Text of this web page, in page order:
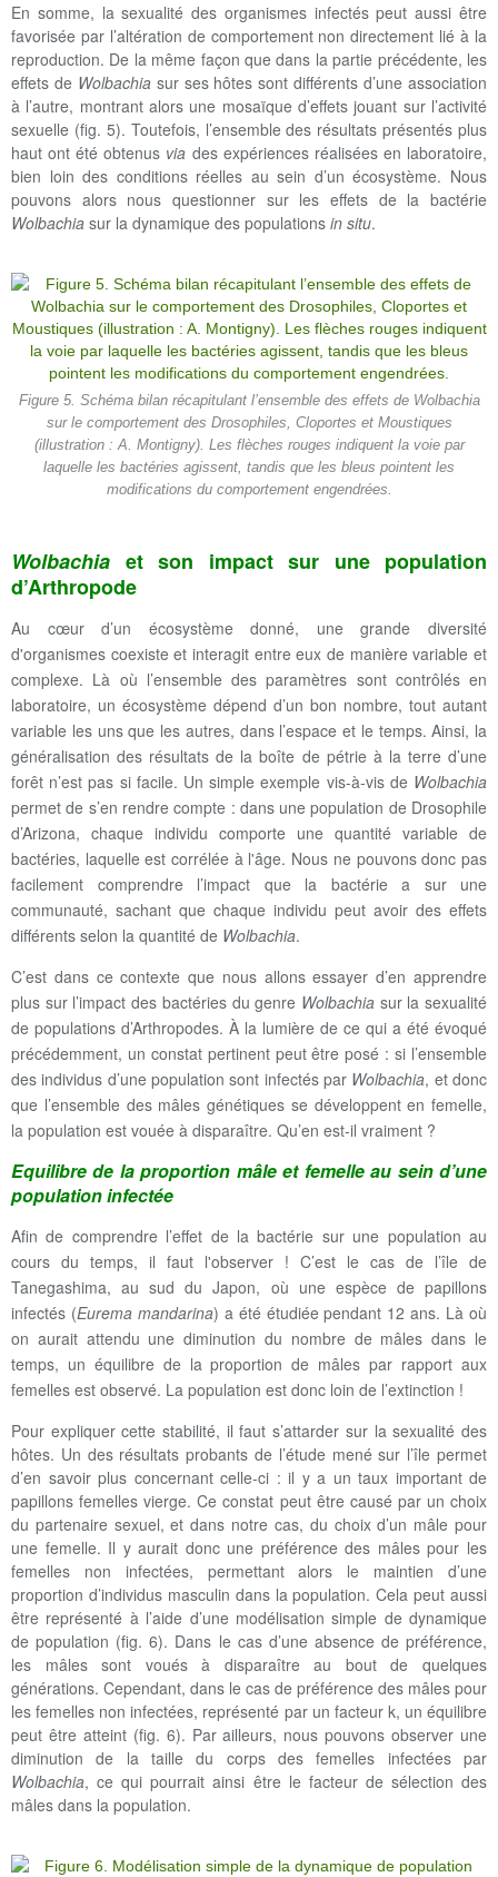
En somme, la sexualité des organismes infectés peut aussi être
favorisée par l’altération de comportement non directement lié à la
reproduction. De la même façon que dans la partie précédente, les
effets de Wolbachia sur ses hôtes sont différents d’une association
à l’autre, montrant alors une mosaïque d’effets jouant sur l’activité
sexuelle (fig. 5). Toutefois, l’ensemble des résultats présentés plus
haut ont été obtenus via des expériences réalisées en laboratoire,
bien loin des conditions réelles au sein d’un écosystème. Nous
pouvons alors nous questionner sur les effets de la bactérie
Wolbachia sur la dynamique des populations in situ.
Figure 5. Schéma bilan récapitulant l’ensemble des effets de Wolbachia
sur le comportement des Drosophiles, Cloportes et Moustiques
(illustration : A. Montigny). Les flèches rouges indiquent la voie par
laquelle les bactéries agissent, tandis que les bleus pointent les
modifications du comportement engendrées.
Wolbachia et son impact sur une population
d’Arthropode
Au cœur d’un écosystème donné, une grande diversité
d'organismes coexiste et interagit entre eux de manière variable et
complexe. Là où l’ensemble des paramètres sont contrôlés en
laboratoire, un écosystème dépend d’un bon nombre, tout autant
variable les uns que les autres, dans l’espace et le temps. Ainsi, la
généralisation des résultats de la boîte de pétrie à la terre d’une
forêt n’est pas si facile. Un simple exemple vis-à-vis de Wolbachia
permet de s’en rendre compte : dans une population de Drosophile
d’Arizona, chaque individu comporte une quantité variable de
bactéries, laquelle est corrélée à l'âge. Nous ne pouvons donc pas
facilement comprendre l’impact que la bactérie a sur une
communauté, sachant que chaque individu peut avoir des effets
différents selon la quantité de Wolbachia.
C’est dans ce contexte que nous allons essayer d’en apprendre
plus sur l’impact des bactéries du genre Wolbachiasur la sexualité
de populations d’Arthropodes. À la lumière de ce qui a été évoqué
précédemment, un constat pertinent peut être posé : si l’ensemble
des individus d’une population sont infectés par Wolbachia, et donc
que l’ensemble des mâles génétiques se développent en femelle,
la population est vouée à disparaître. Qu’en est-il vraiment ?
Equilibre de la proportion mâle et femelle au sein d’une
population infectée
Afin de comprendre l’effet de la bactérie sur une population au
cours du temps, il faut l'observer ! C’est le cas de l’île de
Tanegashima, au sud du Japon, où une espèce de papillons
infectés (Eurema mandarina) a été étudiée pendant 12 ans. Là où
on aurait attendu une diminution du nombre de mâles dans le
temps, un équilibre de la proportion de mâles par rapport aux
femelles est observé. La population est donc loin de l’extinction !
Pour expliquer cette stabilité, il faut s’attarder sur la sexualité des
hôtes. Un des résultats probants de l’étude mené sur l’île permet
d’en savoir plus concernant celle-ci : il y a un taux important de
papillons femelles vierge. Ce constat peut être causé par un choix
du partenaire sexuel, et dans notre cas, du choix d’un mâle pour
une femelle. Il y aurait donc une préférence des mâles pour les
femelles non infectées, permettant alors le maintien d’une
proportion d’individus masculin dans la population. Cela peut aussi
être représenté à l’aide d’une modélisation simple de dynamique
de population (fig. 6). Dans le cas d’une absence de préférence,
les mâles sont voués à disparaître au bout de quelques
générations. Cependant, dans le cas de préférence des mâles pour
les femelles non infectées, représenté par un facteur k, un équilibre
peut être atteint (fig. 6). Par ailleurs, nous pouvons observer une
diminution de la taille du corps des femelles infectées par
Wolbachia, ce qui pourrait ainsi être le facteur de sélection des
mâles dans la population.